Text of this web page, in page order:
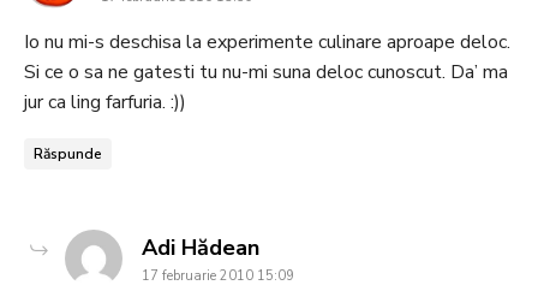
Io nu mi-s deschisa la experimente culinare aproape deloc.
Si ce o sa ne gatesti tu nu-mi suna deloc cunoscut. Da’ ma
jur ca ling farfuria. :))
Răspunde
Adi Hădeansays:
17 februarie 2010 15:09